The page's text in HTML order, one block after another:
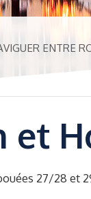
ENTRE
et
27/28 et